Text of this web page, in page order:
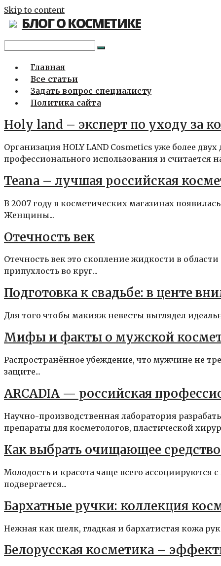
Skip to content
БЛОГ О КОСМЕТИКЕ
Главная
Все статьи
Задать вопрос специалисту
Политика сайта
Holy land – эксперт по уходу за
Организация HOLY LAND Cosmetics уже более
профессионального использования и считается
Teana – лучшая российская
В 2007 году в косметических магазинах
Женщины...
Отечность век
Отечность век это скопление жидкости в
припухлость во круг...
Подготовка к свадьбе: в центе
Для того чтобы макияж невесты выглядел
Мифы и факты о мужской
Распространённое убеждение, что мужчине не
защите...
ARCADIA — российская
Научно-производственная лаборатория
препараты для косметологов, пластической
Как выбрать очищающее
Молодость и красота чаще всего
подвергается...
Бархатные ручки: коллекция
Нежная как шелк, гладкая и бархатистая кожа
Белорусская косметика –